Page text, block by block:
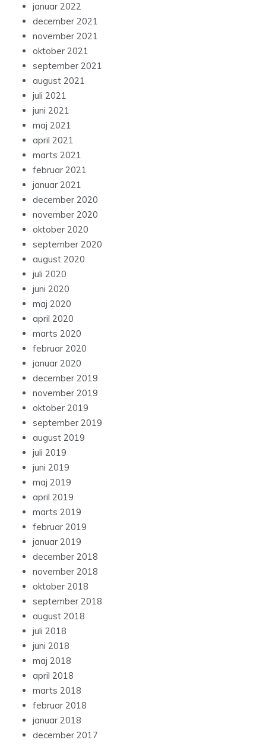
januar 2022
december 2021
november 2021
oktober 2021
september 2021
august 2021
juli 2021
juni 2021
maj 2021
april 2021
marts 2021
februar 2021
januar 2021
december 2020
november 2020
oktober 2020
september 2020
august 2020
juli 2020
juni 2020
maj 2020
april 2020
marts 2020
februar 2020
januar 2020
december 2019
november 2019
oktober 2019
september 2019
august 2019
juli 2019
juni 2019
maj 2019
april 2019
marts 2019
februar 2019
januar 2019
december 2018
november 2018
oktober 2018
september 2018
august 2018
juli 2018
juni 2018
maj 2018
april 2018
marts 2018
februar 2018
januar 2018
december 2017